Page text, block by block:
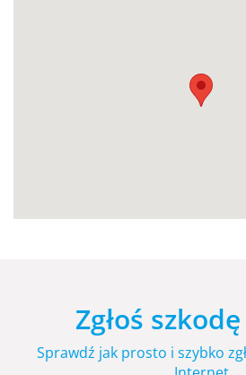
Zgłoś
Sprawdź jak prosto i szybko